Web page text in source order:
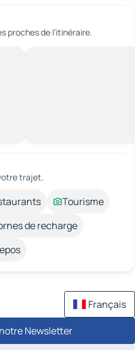
proches de l’itinéraire.
trajet.
Tourisme
de recharge
Français
Newsletter